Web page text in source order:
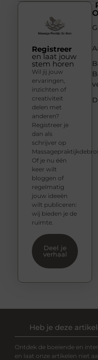
Registreer
en laat jouw
stem horen
Wil jij jouw
ervaringen,
inzichten of
creativiteit
delen met
anderen?
Registreer je
dan als
schrijver op
Of je nu één
keer wilt
bloggen of
regelmatig
jouw ideeën
wilt publiceren:
wij bieden je de
ruimte.
Deel je
verhaal
Heb je deze
Ontdek de boeiende en
en laat onze artikelen niet